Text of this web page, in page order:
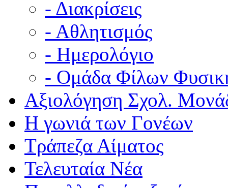
- Διακρίσεις
- Αθλητισμός
- Ημερολόγιο
- Ομάδα Φίλων
Αξιολόγηση Σχολ.
Η γωνιά των Γονέων
Τράπεζα Αίματος
Τελευταία Νέα